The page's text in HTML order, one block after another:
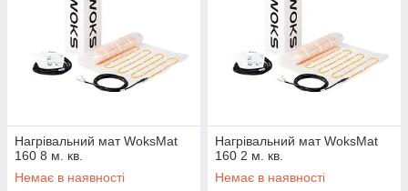
Нагрівальний мат WoksMat
160 8 м. кв.
Немає в наявності
Нагрівальний мат WoksMat
160 2 м. кв.
Немає в наявності